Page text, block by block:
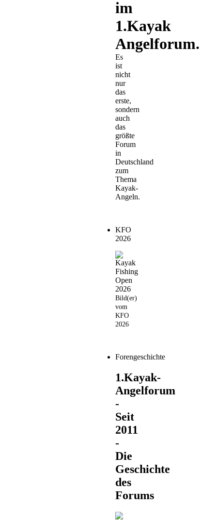
im
1.Kayak
Angelforum.
Es
ist
nicht
nur
das
erste,
sondern
auch
das
größte
Forum
in
Deutschland
zum
Thema
Kayak-
Angeln.
KFO
2026
Bild(er)
vom
KFO
2026
Forengeschichte
1.Kayak-
Angelforum
-
Seit
2011
-
Die
Geschichte
des
Forums